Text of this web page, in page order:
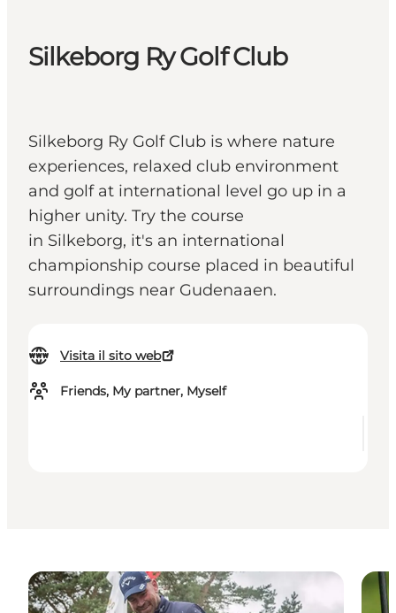
Silkeborg Ry Golf Club
Silkeborg Ry Golf Club is where nature
experiences, relaxed club environment
and golf at international level go up in a
higher unity. Try the course
in Silkeborg, it's an international
championship course placed in beautiful
surroundings near Gudenaaen.
Visita il sito web
Friends, My partner, Myself